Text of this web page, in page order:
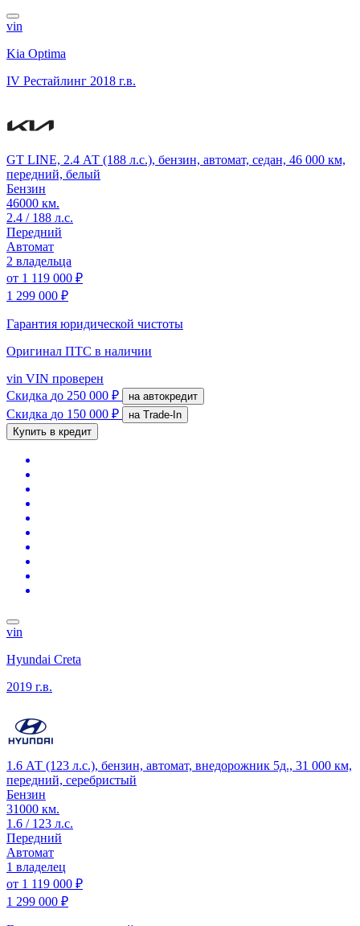
vin
Kia Optima
IV Рестайлинг 2018 г.в.
GT LINE, 2.4 АТ (188 л.с.), бензин, автомат, седан, 46 000 км,
передний, белый
Бензин
46000 км.
2.4 / 188 л.с.
Передний
Автомат
2 владельца
от 1 119 000 ₽
1 299 000 ₽
Гарантия юридической чистоты
Оригинал ПТС в наличии
vin VIN проверен
Скидка до 250 000 ₽ на автокредит
Скидка до 150 000 ₽
на Trade-In
Купить в кредит
vin
Hyundai Creta
2019 г.в.
1.6 АТ (123 л.с.), бензин, автомат, внедорожник 5д., 31 000 км,
передний, серебристый
Бензин
31000 км.
1.6 / 123 л.с.
Передний
Автомат
1 владелец
от 1 119 000 ₽
1 299 000 ₽